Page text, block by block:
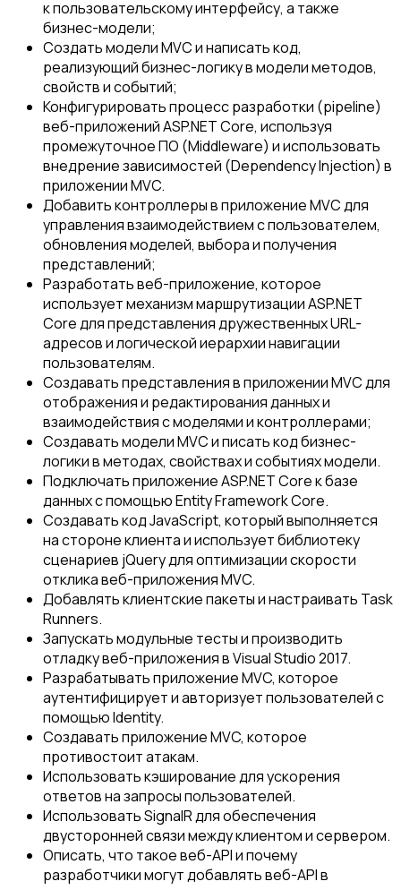
к пользовательскому интерфейсу, а также
бизнес-модели;
Создать модели MVC и написать код,
реализующий бизнес-логику в модели методов,
свойств и событий;
Конфигурировать процесс разработки (pipeline)
веб-приложений ASP.NET Core, используя
промежуточное ПО (Middleware) и использовать
внедрение зависимостей (Dependency Injection) в
приложении MVC.
Добавить контроллеры в приложение MVC для
управления взаимодействием с пользователем,
обновления моделей, выбора и получения
представлений;
Разработать веб-приложение, которое
использует механизм ​​маршрутизации ASP.NET
Core для представления дружественных URL-
адресов и логической иерархии навигации
пользователям.
Создавать представления в приложении MVC для
отображения и редактирования данных и
взаимодействия с моделями и контроллерами;
Создавать модели MVC и писать код бизнес-
логики в методах, свойствах и событиях модели.
Подключать приложение ASP.NET Core к базе
данных с помощью Entity Framework Core.
Создавать код JavaScript, который выполняется
на стороне клиента и использует библиотеку
сценариев jQuery для оптимизации скорости
отклика веб-приложения MVC.
Добавлять клиентские пакеты и настраивать Task
Runners.
Запускать модульные тесты и производить
отладку веб-приложения в Visual Studio 2017.
Разрабатывать приложение MVC, которое
аутентифицирует и авторизует пользователей с
помощью Identity.
Создавать приложение MVC, которое
противостоит атакам.
Использовать кэширование для ускорения
ответов на запросы пользователей.
Использовать SignalR для обеспечения
двусторонней связи между клиентом и сервером.
Описать, что такое веб-API и почему
разработчики могут добавлять веб-API в